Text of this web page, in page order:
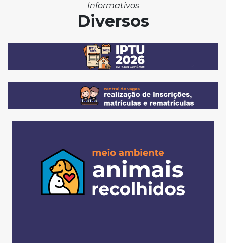
Informativos
Diversos